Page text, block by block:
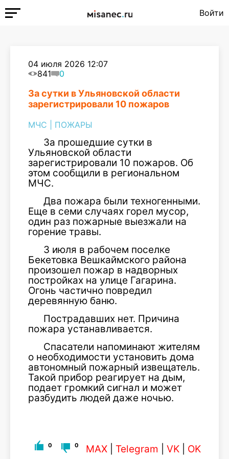
Войти
04 июля 2026 12:07
841
0
За сутки в Ульяновской области
зарегистрировали 10 пожаров
МЧС ПОЖАРЫ
За прошедшие сутки в
Ульяновской области
зарегистрировали 10 пожаров. Об
этом сообщили в региональном
МЧС.
Два пожара были техногенными.
Еще в семи случаях горел мусор,
один раз пожарные выезжали на
горение травы.
3 июля в рабочем поселке
Бекетовка Вешкаймского района
произошел пожар в надворных
постройках на улице Гагарина.
Огонь частично повредил
деревянную баню.
Пострадавших нет. Причина
пожара устанавливается.
Спасатели напоминают жителям
о необходимости установить дома
автономный пожарный извещатель.
Такой прибор реагирует на дым,
подает громкий сигнал и может
разбудить людей даже ночью.
0 0 MAX Telegram VK OK